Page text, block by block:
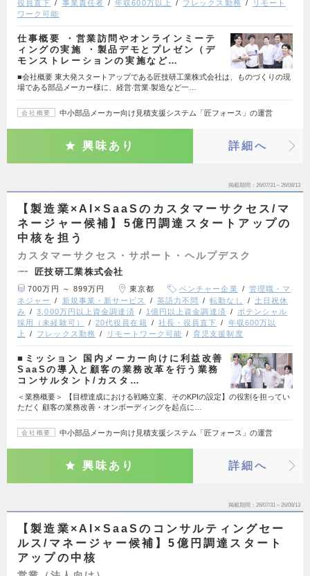
役員直下
事業責任者 年収600万以上 フレックス勤務
リモート
ワーク可能
仕事概要 ・営業訪問やオンラインミーテ
ィングの実施 ・製品デモとプレゼン（デ
モンストレーションの実施など…
■会社概要 東⼤発スタートアップである匠技研⼯業株式会社は、ものづくりの現
場である部品メーカー様に、経営‧営業‧製造など⼀…
会社概要 中小部品メーカー向け見積支援システム「匠フォース」の運営
興味あり 詳細へ
掲載期間 26/07/31～26/08/13
【製造業×AI×SaaSのカスタマーサクセス/マ
ネージャー候補】5億円調達スタートアップの
中核を担う
カスタマーサクセス・サポート・ヘルプデスク
匠技研工業株式会社
700万円 ～ 899万円 東京都 ベンチャー企業
管理職・マ
ネジャー
新規事業・新サービス 英語力不問 転勤なし
土日祝休
み
3,000万円以上資金調達済 1億円以上資金調達済
ポテンシャル
採用（未経験可）
20代役員在籍 社長・役員直下
年収600万以
上
フレックス勤務 リモートワーク可能 育児支援制度
■ミッション 国内メーカー向けに利益改善
SaaSの導入と顧客の業務改革を行う業務
コンサルタント/カスタ…
＜業務概要＞ 【目標達成における戦略立案、そのKPIの設定】の役割を担ってい
ただく 顧客の業務改善・オンボーディングを起点に…
会社概要 中小部品メーカー向け見積支援システム「匠フォース」の運営
興味あり 詳細へ
掲載期間 26/07/31～26/08/13
【製造業×AI×SaaSのコンサルティングセー
ルス/マネージャー候補】5億円調達スタート
アップの中核